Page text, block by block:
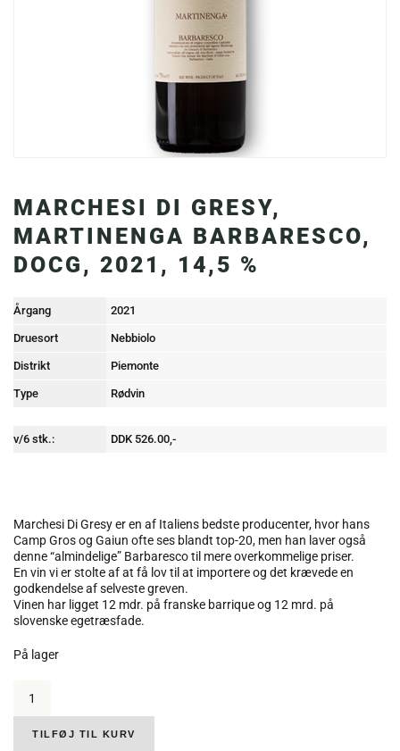
MARCHESI DI GRESY,
MARTINENGA BARBARESCO,
DOCG, 2021, 14,5 %
Årgang 2021
Druesort Nebbiolo
Distrikt Piemonte
Type Rødvin
v/6 stk.: DDK 526.00,-
Marchesi Di Gresy er en af Italiens bedste producenter, hvor hans
Camp Gros og Gaiun ofte ses blandt top-20, men han laver også
denne “almindelige” Barbaresco til mere overkommelige priser.
En vin vi er stolte af at få lov til at importere og det krævede en
godkendelse af selveste greven.
Vinen har ligget 12 mdr. på franske barrique og 12 mrd. på
slovenske egetræsfade.
På lager
Gresy,
Martinenga
TILFØJ TIL KURV